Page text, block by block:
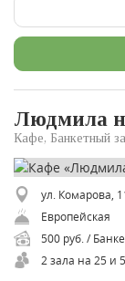
Людмила
Кафе, Банкетный
ул. Комарова,
Европейская
500 руб. /
2 зала на 25 и